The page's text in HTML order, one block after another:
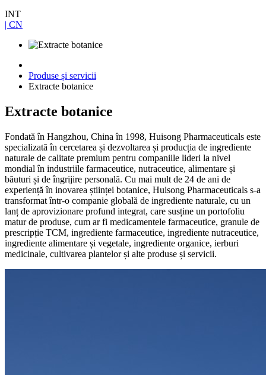
INT
| CN
Produse și servicii
Extracte botanice
Extracte botanice
Fondată în Hangzhou, China în 1998, Huisong Pharmaceuticals este
specializată în cercetarea și dezvoltarea și producția de ingrediente
naturale de calitate premium pentru companiile lideri la nivel
mondial în industriile farmaceutice, nutraceutice, alimentare și
băuturi și de îngrijire personală. Cu mai mult de 24 de ani de
experiență în inovarea științei botanice, Huisong Pharmaceuticals s-a
transformat într-o companie globală de ingrediente naturale, cu un
lanț de aprovizionare profund integrat, care susține un portofoliu
matur de produse, cum ar fi medicamentele farmaceutice, granule de
prescripție TCM, ingrediente farmaceutice, ingrediente nutraceutice,
ingrediente alimentare și vegetale, ingrediente organice, ierburi
medicinale, cultivarea plantelor și alte produse și servicii.